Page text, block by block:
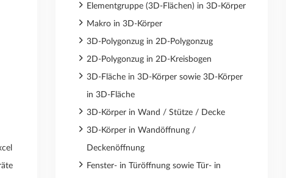
Elementgruppe (3D-Flächen) in 3D-Körper
Makro in 3D-Körper
3D-Polygonzug in 2D-Polygonzug
2D-Polygonzug in 2D-Kreisbogen
3D-Fläche in 3D-Körper sowie 3D-Körper
in 3D-Fläche
3D-Körper in Wand / Stütze / Decke
3D-Körper in Wandöffnung /
Deckenöffnung
Fenster- in Türöffnung sowie Tür- in